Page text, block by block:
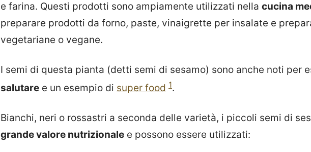
e farina. Questi prodotti sono ampiamente utilizzati nella cucina
preparare prodotti da forno, paste, vinaigrette per insalate e
vegetariane o vegane.
I semi di questa pianta (detti semi di sesamo) sono anche noti per
salutare e un esempio di super food 1.
Bianchi, neri o rossastri a seconda delle varietà, i piccoli semi di
grande valore nutrizionale e possono essere utilizzati: